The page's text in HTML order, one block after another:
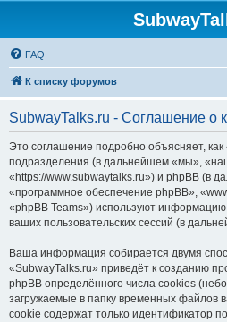
FAQ
К списку форумов
SubwayTalks.ru - Соглашение о
Это соглашение подробно объясняет, как
подразделения (в дальнейшем «мы»,
«https://www.subwaytalks.ru») и phpBB (в
«программное обеспечение phpBB»,
«phpBB Teams») используют
ваших пользовательских сессий (в
Ваша информация собирается двумя
«SubwayTalks.ru» приведёт к созданию
phpBB определённого числа cookies
загружаемые в папку временных файлов
cookie содержат только идентификатор